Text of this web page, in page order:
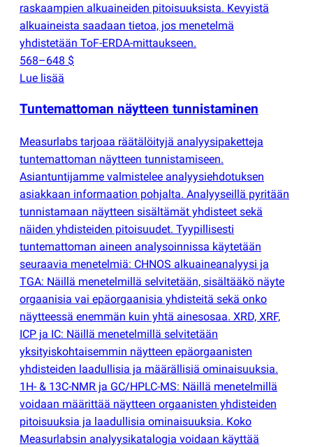
raskaampien alkuaineiden pitoisuuksista. Kevyistä
alkuaineista saadaan tietoa, jos menetelmä
yhdistetään ToF-ERDA-mittaukseen.
568–648 $
Lue lisää
Tuntemattoman näytteen tunnistaminen
Measurlabs tarjoaa räätälöityjä analyysipaketteja
tuntemattoman näytteen tunnistamiseen.
Asiantuntijamme valmistelee analyysiehdotuksen
asiakkaan informaation pohjalta. Analyyseillä pyritään
tunnistamaan näytteen sisältämät yhdisteet sekä
näiden yhdisteiden pitoisuudet. Tyypillisesti
tuntemattoman aineen analysoinnissa käytetään
seuraavia menetelmiä: CHNOS alkuaineanalyysi ja
TGA: Näillä menetelmillä selvitetään, sisältääkö näyte
orgaanisia vai epäorgaanisia yhdisteitä sekä onko
näytteessä enemmän kuin yhtä ainesosaa. XRD, XRF,
ICP ja IC: Näillä menetelmillä selvitetään
yksityiskohtaisemmin näytteen epäorgaanisten
yhdisteiden laadullisia ja määrällisiä ominaisuuksia.
1H- & 13C-NMR ja GC/HPLC-MS: Näillä menetelmillä
voidaan määrittää näytteen orgaanisten yhdisteiden
pitoisuuksia ja laadullisia ominaisuuksia. Koko
Measurlabsin analyysikatalogia voidaan käyttää